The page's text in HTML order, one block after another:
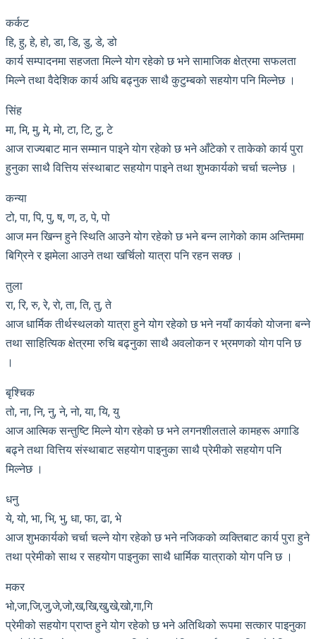
कर्कट
हि, हु, हे, हो, डा, डि, डु, डे, डो
कार्य सम्पादनमा सहजता मिल्ने योग रहेको छ भने सामाजिक क्षेत्रमा सफलता
मिल्ने तथा वैदेशिक कार्य अघि बढ्नुक साथै कुटुम्बको सहयोग पनि मिल्नेछ ।
सिंह
मा, मि, मु, मे, मो, टा, टि, टु, टे
आज राज्यबाट मान सम्मान पाइने योग रहेको छ भने आँटेको र ताकेको कार्य पुरा
हुनुका साथै वित्तिय संस्थाबाट सहयोग पाइने तथा शुभकार्यको चर्चा चल्नेछ ।
कन्या
टो, पा, पि, पु, ष, ण, ठ, पे, पो
आज मन खिन्न हुने स्थिति आउने योग रहेको छ भने बन्न लागेको काम अन्तिममा
बिग्रिने र झमेला आउने तथा खर्चिलो यात्रा पनि रहन सक्छ ।
तुला
रा, रि, रु, रे, रो, ता, ति, तु, ते
आज धार्मिक तीर्थस्थलको यात्रा हुने योग रहेको छ भने नयाँ कार्यको योजना बन्ने
तथा साहित्यिक क्षेत्रमा रुचि बढ्नुका साथै अवलोकन र भ्रमणको योग पनि छ
।
बृश्चिक
तो, ना, नि, नु, ने, नो, या, यि, यु
आज आत्मिक सन्तुष्टि मिल्ने योग रहेको छ भने लगनशीलताले कामहरू अगाडि
बढ्ने तथा वित्तिय संस्थाबाट सहयोग पाइनुका साथै प्रेमीको सहयोग पनि
मिल्नेछ ।
धनु
ये, यो, भा, भि, भु, धा, फा, ढा, भे
आज शुभकार्यको चर्चा चल्ने योग रहेको छ भने नजिकको व्यक्तिबाट कार्य पुरा हुने
तथा प्रेमीको साथ र सहयोग पाइनुका साथै धार्मिक यात्राको योग पनि छ ।
मकर
भो,जा,जि,जु,जे,जो,ख,खि,खु,खे,खो,गा,गि
प्रेमीको सहयोग प्राप्त हुने योग रहेको छ भने अतिथिको रूपमा सत्कार पाइनुका